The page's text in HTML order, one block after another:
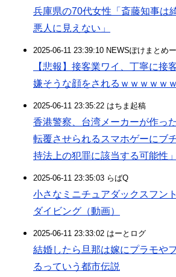
兵庫県の70代女性「斎藤知事は
悪人に見えない」
2025-06-11 23:39:10 NEWSぽけまとめ
【悲報】接客業ワイ、丁寧に接
嫌そうな顔をされるｗｗｗｗｗｗ
2025-06-11 23:35:22 はちま起稿
香港警察、台湾メーカーが作っ
転覆させられるスマホゲーにブ
持法上の犯罪に該当する可能性」
2025-06-11 23:35:03 らばQ
小さなミニチュアダックスフン
ダイビング（動画）
2025-06-11 23:33:02 はーとログ
結婚したら旦那は嫁にプラモや
るっていう都市伝説